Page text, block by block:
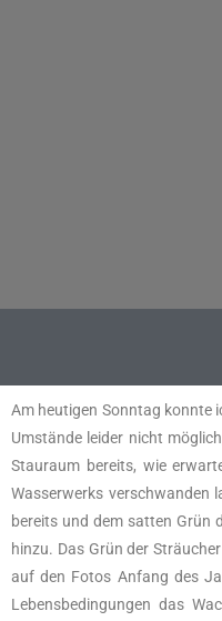
Am heutigen Sonntag konnte
Umstände leider nicht
Stauraum bereits, wie
Wasserwerks verschwanden
bereits und dem satten Grün
hinzu. Das Grün der
auf den Fotos Anfang des
Lebensbedingungen das